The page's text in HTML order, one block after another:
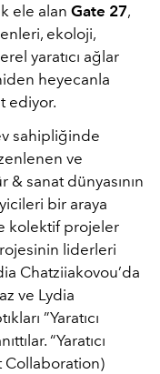
ele alan Gate 27,
ekoloji,
yaratıcı ağlar
heyecanla
ediyor.
sahipliğinde
ve
& sanat dünyasının
bir araya
kolektif projeler
liderleri
Chatziiakovou’da
ve Lydia
”Yaratıcı
“Yaratıcı
Collaboration)